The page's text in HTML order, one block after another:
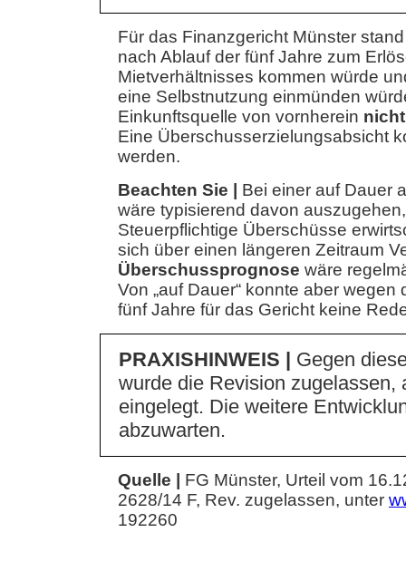
Für das Finanzgericht Münster
nach Ablauf der fünf Jahre zum
Mietverhältnisses kommen würde
eine Selbstnutzung einmünden
Einkunftsquelle von vornherein
Eine Überschusserzielungsabsicht
werden.
Beachten Sie |
Bei einer auf Dauer
wäre typisierend davon
Steuerpflichtige Überschüsse
sich über einen längeren Zeitraum
Überschussprognose wäre
Von „auf Dauer“ konnte aber
fünf Jahre für das Gericht keine
PRAXISHINWEIS | Gegen
wurde die Revision zugelassen,
eingelegt. Die weitere
abzuwarten.
Quelle | FG Münster, Urteil vom
2628/14 F, Rev. zugelassen, unter
192260